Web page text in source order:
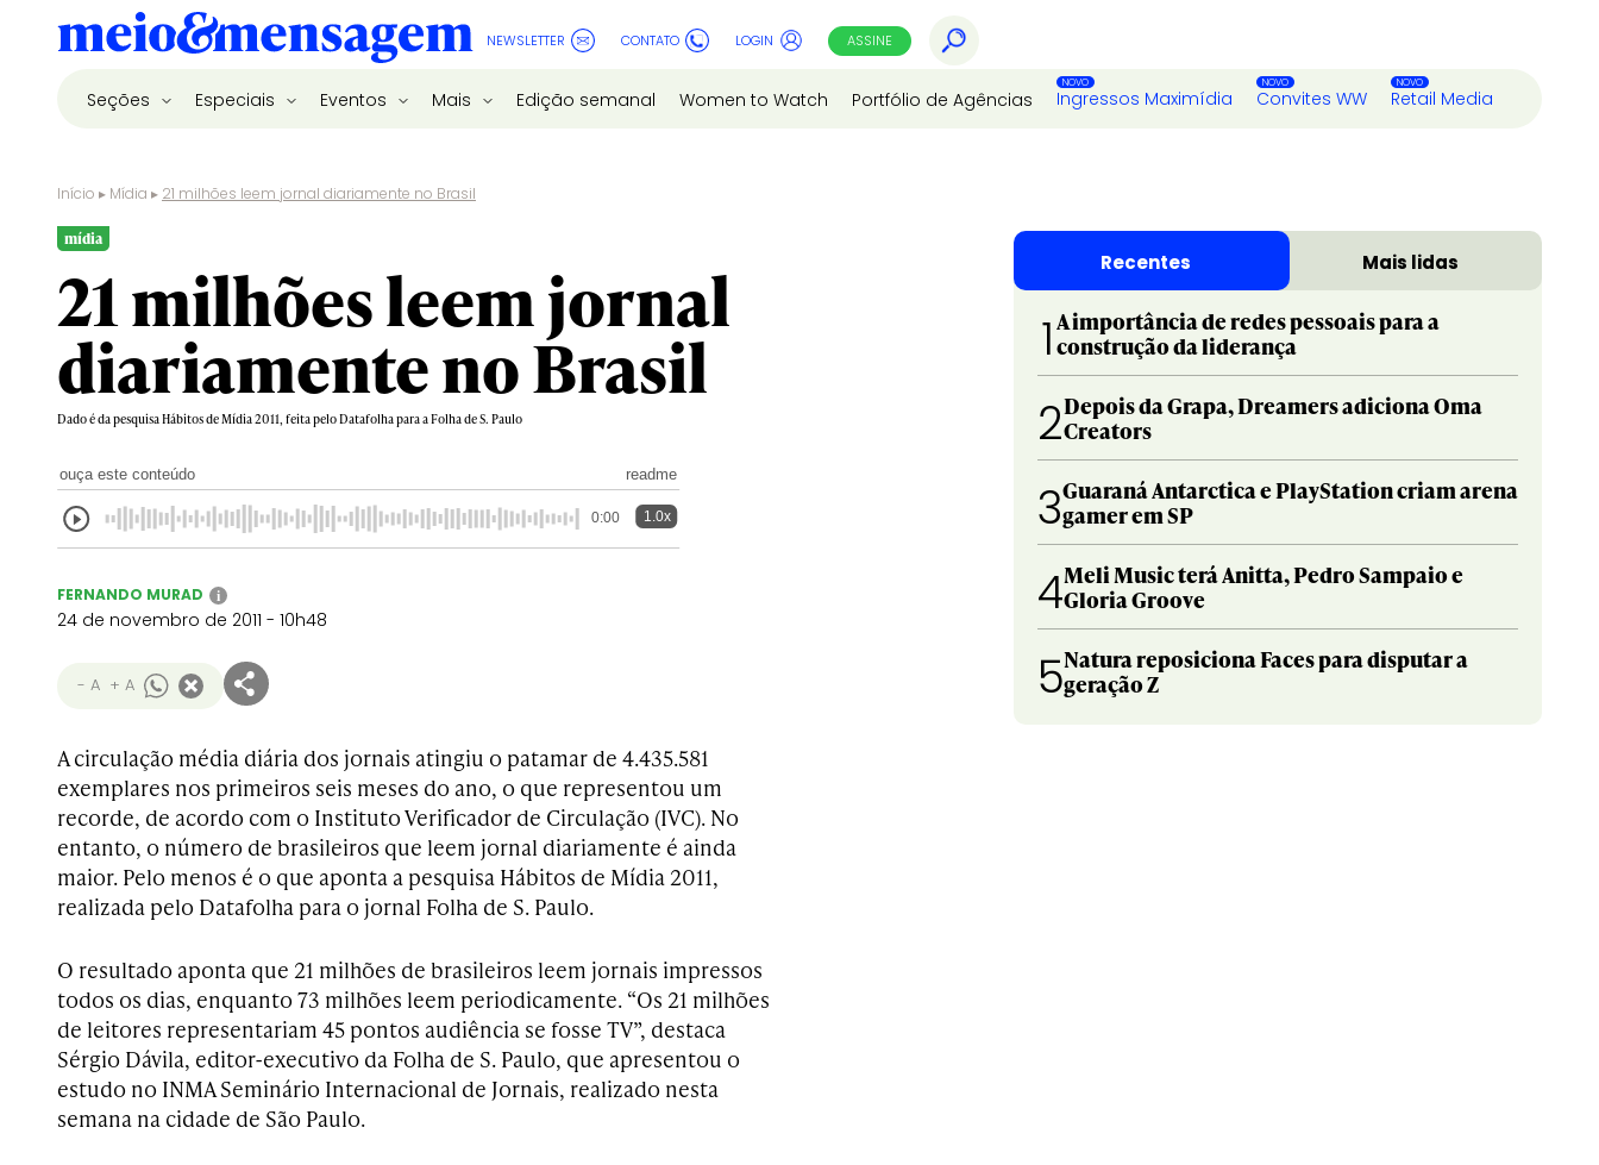
NEWSLETTER CONTATO LOGIN ASSINE
Seções Especiais Eventos Mais Edição semanal Women to Watch Portfólio de Agências Ingressos Maximídia Convites WW Retail Media
Início ▸ Mídia ▸ 21 milhões leem jornal diariamente no Brasil
mídia
21 milhões leem jornal
diariamente no Brasil
Dado é da pesquisa Hábitos de Mídia 2011, feita pelo Datafolha para a Folha de S. Paulo
ouça este conteúdo readme
0:00 1.0x
FERNANDO MURAD i
24 de novembro de 2011 - 10h48
- A + A
A circulação média diária dos jornais atingiu o patamar de 4.435.581
exemplares nos primeiros seis meses do ano, o que representou um
recorde, de acordo com o Instituto Verificador de Circulação (IVC). No
entanto, o número de brasileiros que leem jornal diariamente é ainda
maior. Pelo menos é o que aponta a pesquisa Hábitos de Mídia 2011,
realizada pelo Datafolha para o jornal Folha de S. Paulo.
O resultado aponta que 21 milhões de brasileiros leem jornais impressos
todos os dias, enquanto 73 milhões leem periodicamente. “Os 21 milhões
de leitores representariam 45 pontos audiência se fosse TV”, destaca
Sérgio Dávila, editor-executivo da Folha de S. Paulo, que apresentou o
estudo no INMA Seminário Internacional de Jornais, realizado nesta
semana na cidade de São Paulo.
Recentes Mais lidas
1 A importância de redes pessoais para a
construção da liderança
2Depois da Grapa, Dreamers adiciona Oma
Creators
3Guaraná Antarctica e PlayStation criam arena
gamer em SP
4Meli Music terá Anitta, Pedro Sampaio e
Gloria Groove
5Natura reposiciona Faces para disputar a
geração Z